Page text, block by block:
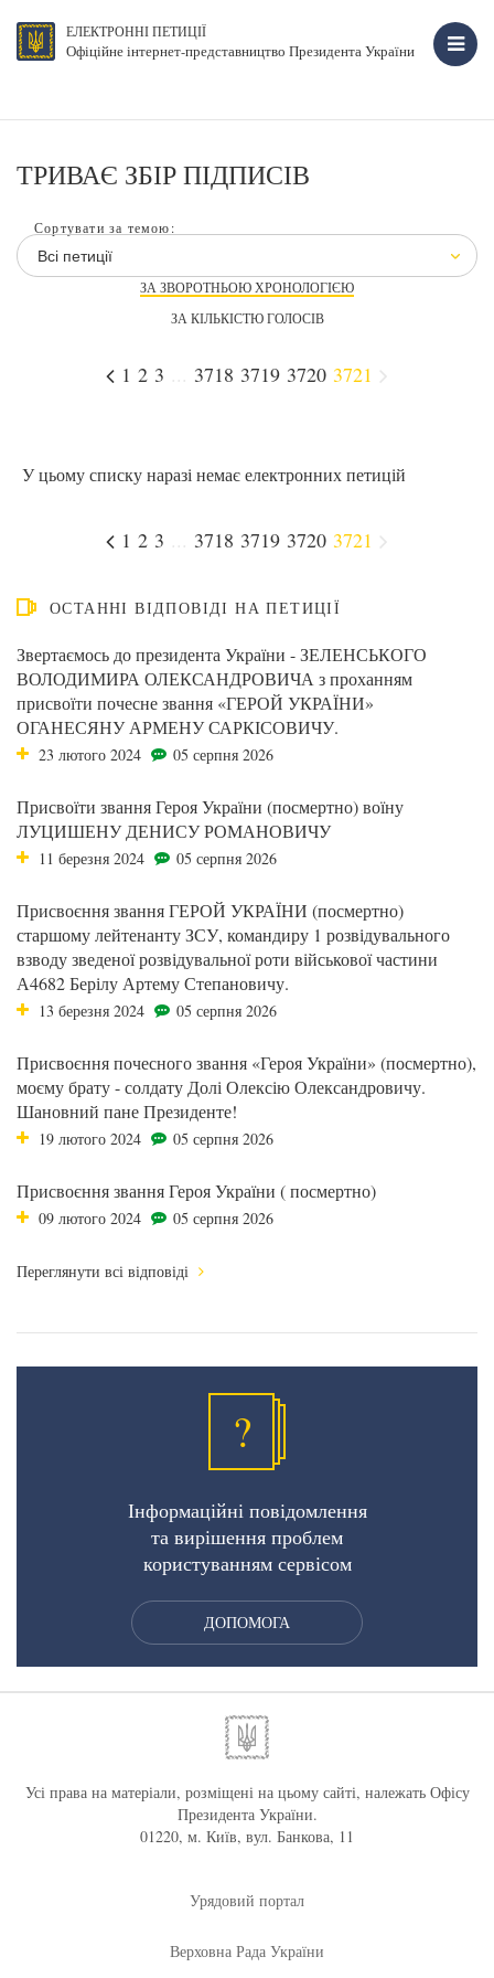
ЕЛЕКТРОННІ ПЕТИЦІЇ
Офіційне інтернет-представництво Президента України
ТРИВАЄ ЗБІР ПІДПИСІВ
Сортувати за темою:
Всі петиції
ЗА ЗВОРОТНЬОЮ ХРОНОЛОГІЄЮ
ЗА КІЛЬКІСТЮ ГОЛОСІВ
1 2 3 3718 3719 3720 3721
У цьому списку наразі немає електронних петицій
1 2 3 3718 3719 3720 3721
ОСТАННІ ВІДПОВІДІ НА ПЕТИЦІЇ
Звертаємось до президента України - ЗЕЛЕНСЬКОГО
ВОЛОДИМИРА ОЛЕКСАНДРОВИЧА з проханням
присвоїти почесне звання «ГЕРОЙ УКРАЇНИ»
ОГАНЕСЯНУ АРМЕНУ САРКІСОВИЧУ.
23 лютого 2024 05 серпня 2026
Присвоїти звання Героя України (посмертно) воїну
ЛУЦИШЕНУ ДЕНИСУ РОМАНОВИЧУ
11 березня 2024 05 серпня 2026
Присвоєння звання ГЕРОЙ УКРАЇНИ (посмертно)
старшому лейтенанту ЗСУ, командиру 1 розвідувального
взводу зведеної розвідувальної роти військової частини
А4682 Берілу Артему Степановичу.
13 березня 2024 05 серпня 2026
Присвоєння почесного звання «Героя України» (посмертно),
моєму брату - солдату Долі Олексію Олександровичу.
Шановний пане Президенте!
19 лютого 2024 05 серпня 2026
Присвоєння звання Героя України ( посмертно)
09 лютого 2024 05 серпня 2026
Переглянути всі відповіді
?
Інформаційні повідомлення
та вирішення проблем
користуванням сервісом
ДОПОМОГА
Усі права на матеріали, розміщені на цьому сайті, належать Офісу
Президента України.
01220, м. Київ, вул. Банкова, 11
Урядовий портал
Верховна Рада України